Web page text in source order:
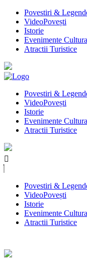
Povestiri &
VideoPovești
Istorie
Evenimente
Atractii Turistice
Povestiri &
VideoPovești
Istorie
Evenimente
Atractii Turistice
Povestiri &
VideoPovești
Istorie
Evenimente
Atractii Turistice